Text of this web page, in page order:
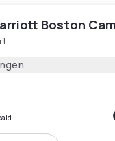
Boston